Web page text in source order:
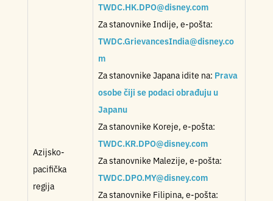
Azijsko-
pacifička
regija
TWDC.HK.DPO@disney.com
Za stanovnike Indije, e-pošta:
TWDC.GrievancesIndia@disney.co
m
Za stanovnike Japana idite na: Prava
osobe čiji se podaci obrađuju u
Japanu
Za stanovnike Koreje, e-pošta:
TWDC.KR.DPO@disney.com
Za stanovnike Malezije, e-pošta:
TWDC.DPO.MY@disney.com
Za stanovnike Filipina, e-pošta: